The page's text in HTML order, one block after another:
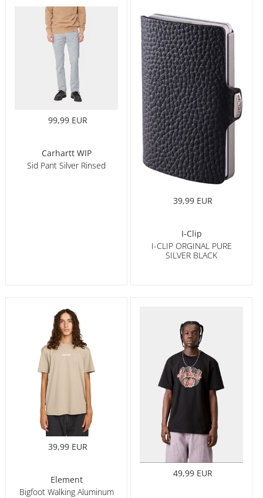
99,99 EUR
Carhartt WIP
Sid Pant Silver Rinsed
39,99 EUR
I-Clip
I-CLIP ORGINAL PURE
SILVER BLACK
39,99 EUR
Element
Bigfoot Walking Aluminum
49,99 EUR